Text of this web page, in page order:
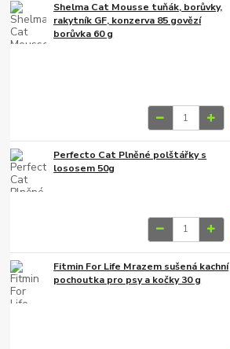
Shelma Cat Mousse tuňák, borůvky,
rakytník GF, konzerva 85 govězí
borůvka 60 g
Perfecto Cat Plněné polštářky s
lososem 50g
Fitmin For Life Mrazem sušená kachní
pochoutka pro psy a kočky 30 g